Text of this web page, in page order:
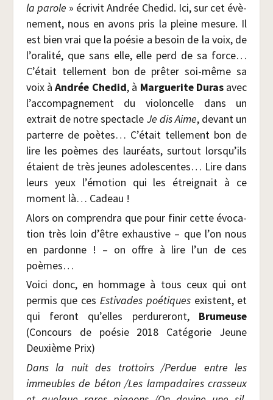
la parole » écri­vit Andrée Che­did. Ici, sur cet évè­
ne­ment, nous en avons pris la pleine mesure. Il
est bien vrai que la poé­sie a besoin de la voix, de
l’oralité, que sans elle, elle perd de sa force…
C’était tel­le­ment bon de prê­ter soi-même sa
voix àAndrée Che­did, à Mar­gue­rite Duras avec
l’accompagnement du vio­lon­celle dans un
extrait de notre spec­tacle Je dis Aime, devant un
par­terre de poètes… C’était tel­le­ment bon de
lire les poèmes des lau­réats, sur­tout lorsqu’ils
étaient de très jeunes ado­les­centes… Lire dans
leurs yeux l’émotion qui les étrei­gnait à ce
moment là… Cadeau !
Alors on com­pren­dra que pour finir cette évo­ca­
tion très loin d’être exhaus­tive – que l’on nous
en par­donne ! – on offre à lire l’un de ces
poèmes…
Voi­ci donc, en hom­mage à tous ceux qui ont
per­mis que ces Esti­vades poé­tiquesexistent, et
qui feront qu’elles per­du­re­ront, Bru­meuse
(Concours de poé­sie 2018 Caté­go­rie Jeune
Deuxième Prix)
Dans la nuit des trot­toirs /​Per­due entre les
immeubles de béton /​Les lam­pa­daires cras­seux